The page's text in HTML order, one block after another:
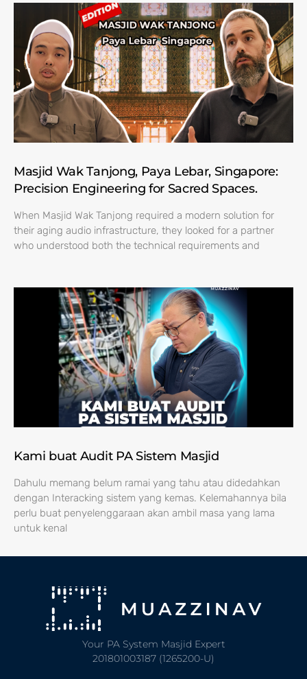
Masjid Wak Tanjong, Paya Lebar, Singapore:
Precision Engineering for Sacred Spaces.
When Masjid Wak Tanjong required a modern solution for
their aging audio infrastructure, they looked for a partner
who understood both the technical requirements and
Kami buat Audit PA Sistem Masjid
Dahulu memang belum ramai yang tahu atau didedahkan
dengan Interacking sistem yang kemas. Kelemahannya bila
perlu buat penyelenggaraan akan ambil masa yang lama
untuk kenal
Your PA System Masjid Expert
201801003187 (1265200-U)